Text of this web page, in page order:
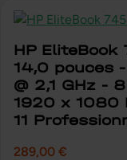
HP EliteBook
14,0 pouces
@ 2,1 GHz -
1920 x 1080
11
289,00 €